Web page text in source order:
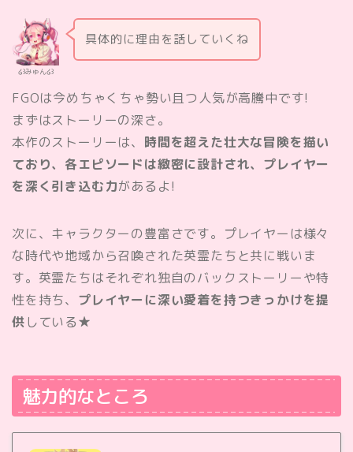
໒꒱みゅん໒꒱
具体的に理由を話していくね
FGOは今めちゃくちゃ勢い且つ人気が高騰中です!
まずはストーリーの深さ。
本作のストーリーは、 時間を超えた壮大な冒険を描い
ており、各エピソードは緻密に設計され、プレイヤー
を深く引き込む力があるよ!
次に、キャラクターの豊富さです。プレイヤーは様々
な時代や地域から召喚された英霊たちと共に戦いま
す。英霊たちはそれぞれ独自のバックストーリーや特
性を持ち、 プレイヤーに深い愛着を持つきっかけを提
供している★
魅力的なところ